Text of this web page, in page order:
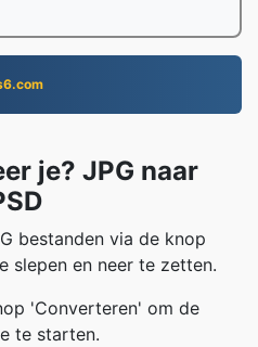
je? JPG naar
bestanden via de knop
slepen en neer te zetten.
'Converteren' om de
te starten.